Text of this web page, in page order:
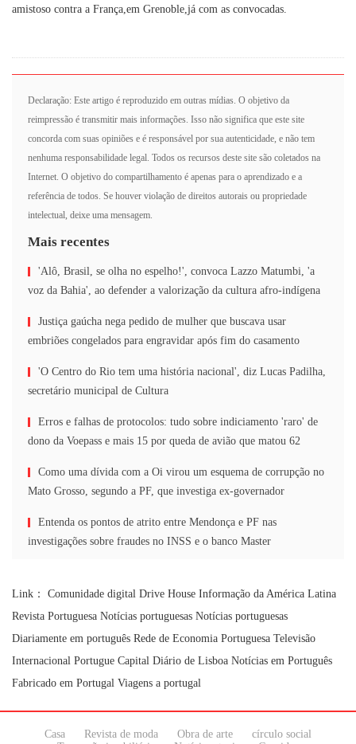
amistoso contra a França,em Grenoble,já com as convocadas.
Declaração: Este artigo é reproduzido em outras mídias. O objetivo da
reimpressão é transmitir mais informações. Isso não significa que este site
concorda com suas opiniões e é responsável por sua autenticidade, e não tem
nenhuma responsabilidade legal. Todos os recursos deste site são coletados na
Internet. O objetivo do compartilhamento é apenas para o aprendizado e a
referência de todos. Se houver violação de direitos autorais ou propriedade
intelectual, deixe uma mensagem.
Mais recentes
'Alô, Brasil, se olha no espelho!', convoca Lazzo Matumbi, 'a
voz da Bahia', ao defender a valorização da cultura afro-indígena
Justiça gaúcha nega pedido de mulher que buscava usar
embriões congelados para engravidar após fim do casamento
'O Centro do Rio tem uma história nacional', diz Lucas Padilha,
secretário municipal de Cultura
Erros e falhas de protocolos: tudo sobre indiciamento 'raro' de
dono da Voepass e mais 15 por queda de avião que matou 62
Como uma dívida com a Oi virou um esquema de corrupção no
Mato Grosso, segundo a PF, que investiga ex-governador
Entenda os pontos de atrito entre Mendonça e PF nas
investigações sobre fraudes no INSS e o banco Master
Link： Comunidade digital Drive House Informação da América Latina
Revista Portuguesa Notícias portuguesas Notícias portuguesas
Diariamente em português Rede de Economia Portuguesa Televisão
Internacional Portugue Capital Diário de Lisboa Notícias em Português
Fabricado em Portugal Viagens a portugal
Casa Revista de moda Obra de arte
círculo social